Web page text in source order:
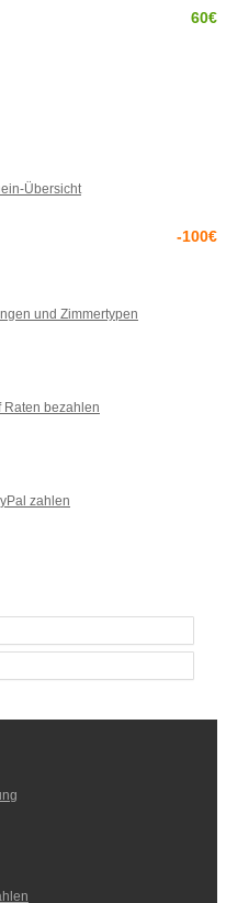
60€
Übersicht
-100€
und Zimmertypen
Raten bezahlen
zahlen